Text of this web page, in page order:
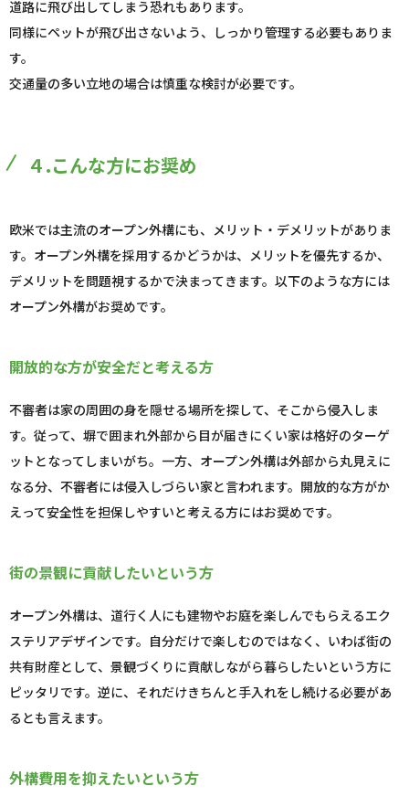
道路に飛び出してしまう恐れもあります。
同様にペットが飛び出さないよう、しっかり管理する必要もありま
す。
交通量の多い立地の場合は慎重な検討が必要です。
４.こんな方にお奨め
欧米では主流のオープン外構にも、メリット・デメリットがありま
す。オープン外構を採用するかどうかは、メリットを優先するか、
デメリットを問題視するかで決まってきます。以下のような方には
オープン外構がお奨めです。
開放的な方が安全だと考える方
不審者は家の周囲の身を隠せる場所を探して、そこから侵入しま
す。従って、塀で囲まれ外部から目が届きにくい家は格好のターゲ
ットとなってしまいがち。一方、オープン外構は外部から丸見えに
なる分、不審者には侵入しづらい家と言われます。開放的な方がか
えって安全性を担保しやすいと考える方にはお奨めです。
街の景観に貢献したいという方
オープン外構は、道行く人にも建物やお庭を楽しんでもらえるエク
ステリアデザインです。自分だけで楽しむのではなく、いわば街の
共有財産として、景観づくりに貢献しながら暮らしたいという方に
ピッタリです。逆に、それだけきちんと手入れをし続ける必要があ
るとも言えます。
外構費用を抑えたいという方